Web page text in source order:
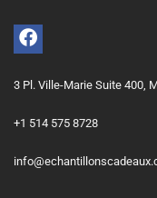
3 Pl. Ville-Marie Suite 400,
+1 514 575 8728